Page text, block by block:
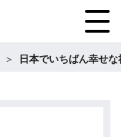
日本でいちばん幸せな